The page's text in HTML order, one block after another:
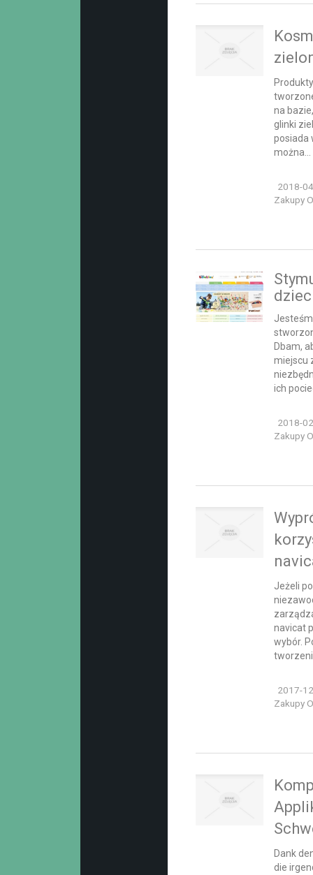
na
glinki
posiada
można...
2018-
Zakupy
Dbam,
miejscu
ich
2018-
Zakupy
Jeżeli
navicat
wybór.
2017-
Zakupy
Dank
die